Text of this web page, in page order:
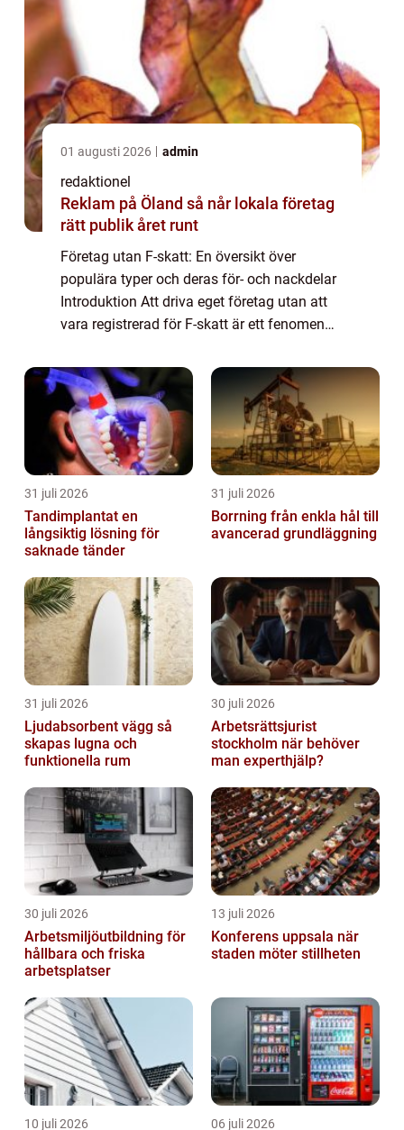
01 augusti 2026 admin
redaktionel
Reklam på Öland så når lokala företag
rätt publik året runt
Företag utan F-skatt: En översikt över
populära typer och deras för- och nackdelar
Introduktion Att driva eget företag utan att
vara registrerad för F-skatt är ett fenomen
opererar utan att betala moms, ...
31 juli 2026
Tandimplantat en
långsiktig lösning för
saknade tänder
31 juli 2026
Borrning från enkla hål till
avancerad grundläggning
31 juli 2026
Ljudabsorbent vägg så
skapas lugna och
funktionella rum
30 juli 2026
Arbetsrättsjurist
stockholm när behöver
man experthjälp?
30 juli 2026
Arbetsmiljöutbildning för
hållbara och friska
arbetsplatser
13 juli 2026
Konferens uppsala när
staden möter stillheten
10 juli 2026 06 juli 2026